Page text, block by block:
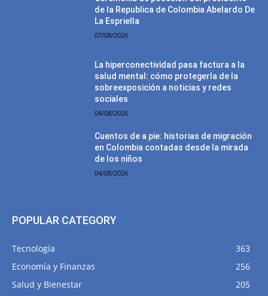
de la Republica de Colombia Abelardo De
La Espriella
07/08/2026
La hiperconectividad pasa factura a la
salud mental: cómo protegerla de la
sobreexposición a noticias y redes
sociales
04/08/2026
Cuentos de a pie: historias de migración
en Colombia contadas desde la mirada
de los niños
04/08/2026
POPULAR CATEGORY
Tecnología
363
Economía y Finanzas
256
Salud y Bienestar
205